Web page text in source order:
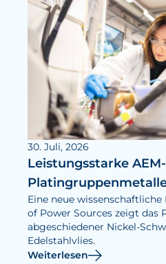
30. Juli, 2026
Leistungsstarke
Eine neue
of Power Sources zeigt das
abgeschiedener Nickel-
Edelstahlvlies.
Weiterlesen